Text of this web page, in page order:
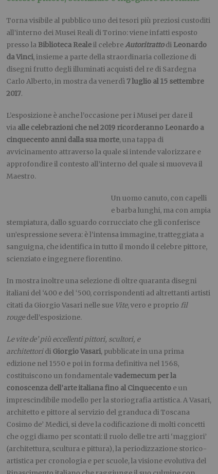
Torna visibile al pubblico uno dei tesori più preziosi custoditi
all’interno dei Musei Reali di Torino: viene infatti esposto
presso la Biblioteca Realeil celebreAutoritrattodi Leonardo
da Vinci, insieme a parte della straordinaria collezione di
disegni frutto degli illuminati acquisti del re di Sardegna
Carlo Alberto, in mostra da venerdì7 luglio al 15 settembre
2017.
L’esposizione è anche l’occasione per i Musei per dare il
via alle celebrazioni che nel 2019 ricorderanno Leonardo a
cinquecento anni dalla sua morte, una tappa di
avvicinamento attraverso la quale si intende valorizzare e
approfondire il contesto all’interno del quale si muoveva il
Maestro.
Un uomo canuto, con capelli
e barba lunghi, ma con ampia
stempiatura, dallo sguardo corrucciato che gli conferisce
un’espressione severa: è l’intensa immagine, tratteggiata a
sanguigna, che identifica in tutto il mondo il celebre pittore,
scienziato e ingegnere fiorentino.
In mostra inoltre una selezione di oltre quaranta disegni
italiani del ‘400 e del ‘500, corrispondenti ad altrettanti artisti
citati da Giorgio Vasari nelle sue Vite, vero e proprio fil
rougedell’esposizione.
Le vite de’ più eccellenti pittori, scultori, e
architettoridi Giorgio Vasari, pubblicate in una prima
edizione nel 1550 e poi in forma definitiva nel 1568,
costituiscono un fondamentalevademecum per la
conoscenza dell’arte italiana fino al Cinquecento e un
imprescindibile modello per la storiografia artistica. A Vasari,
architetto e pittore al servizio del granduca di Toscana
Cosimo de’ Medici, si deve la codificazione di molti concetti
che oggi diamo per scontati: il ruolo delle tre arti ‘maggiori’
(architettura, scultura e pittura), la periodizzazione storico-
artistica per cronologia e per scuole, la visione evolutiva del